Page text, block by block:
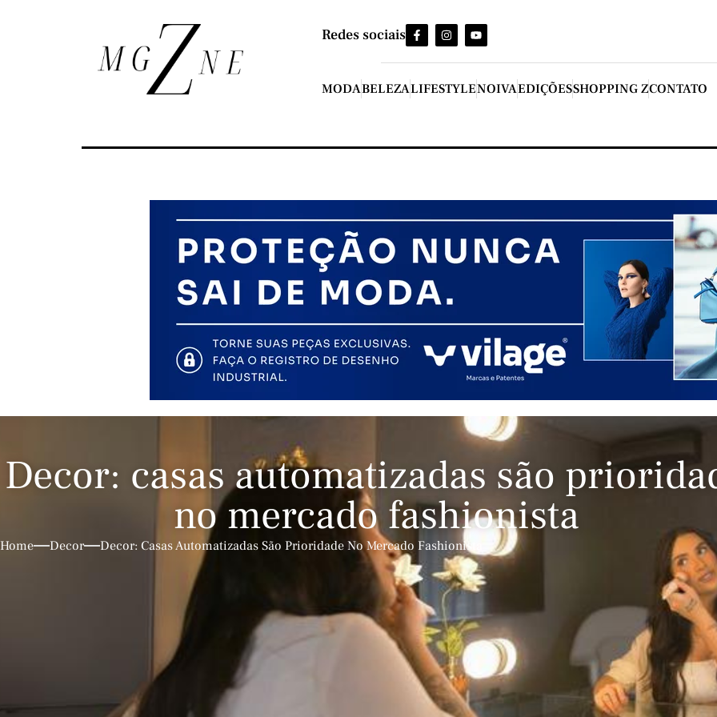
Redes sociais
MODABELEZALIFESTYLENOIVAEDIÇÕESSHOPPING ZCONTATO
Decor: casas automatizadas são
no mercado fashionista
Home Decor Decor: Casas Automatizadas São Prioridade No Mercado Fashionista